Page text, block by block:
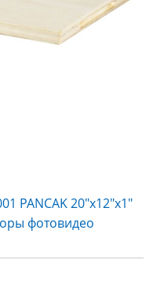
PANCAK 20"x12"x1"
фотовидео